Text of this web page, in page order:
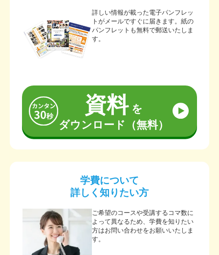
詳しい情報が載った電子パンフレッ
トがメールですぐに届きます。紙の
パンフレットも無料で郵送いたしま
す。
資料を
ダウンロード（無料）
学費について
詳しく知りたい方
ご希望のコースや受講するコマ数に
よって異なるため、学費を知りたい
方はお問い合わせをお願いいたしま
す。